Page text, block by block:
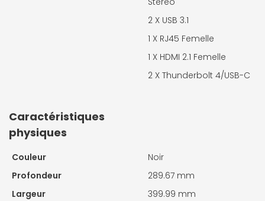
2 X USB 3.1
1 X RJ45 Femelle
1 X HDMI 2.1 Femelle
2 X Thunderbolt 4/USB-C
Caractéristiques
physiques
Couleur
Noir
Profondeur
289.67 mm
Largeur
399.99 mm